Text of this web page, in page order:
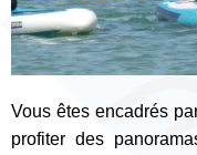
Vous êtes encadrés
profiter des